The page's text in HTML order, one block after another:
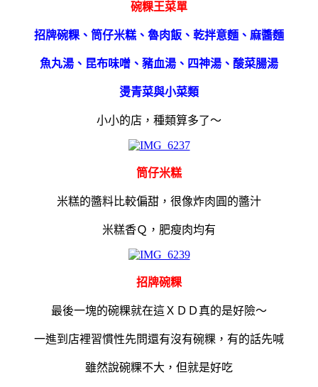
碗粿王菜單
招牌碗粿、筒仔米糕、魯肉飯、乾拌意麵、麻醬麵
魚丸湯、昆布味噌、豬血湯、四神湯、酸菜腸湯
燙青菜與小菜類
小小的店，種類算多了～
筒仔米糕
米糕的醬料比較偏甜，很像炸肉圓的醬汁
米糕香Ｑ，肥瘦肉均有
招牌碗粿
最後一塊的碗粿就在這ＸＤＤ真的是好險～
一進到店裡習慣性先問還有沒有碗粿，有的話先喊
雖然說碗粿不大，但就是好吃